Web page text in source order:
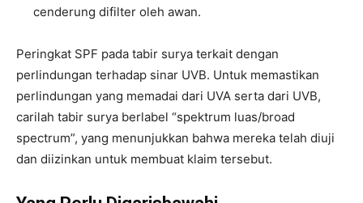
cenderung difilter oleh awan.
Peringkat SPF pada tabir surya terkait dengan
perlindungan terhadap sinar UVB. Untuk memastikan
perlindungan yang memadai dari UVA serta dari UVB,
carilah tabir surya berlabel “spektrum luas/broad
spectrum”, yang menunjukkan bahwa mereka telah diuji
dan diizinkan untuk membuat klaim tersebut.